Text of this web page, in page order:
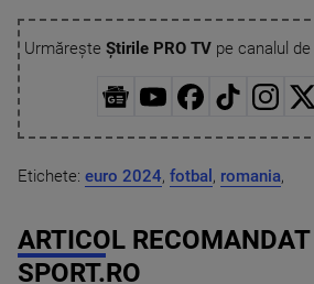
Urmărește Știrile PRO TVpe canalul de
Etichete: euro 2024, fotbal , romania,
ARTICOL RECOMANDAT
SPORT.RO